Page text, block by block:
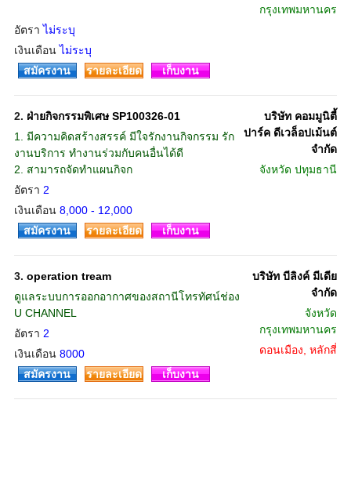
อัตราไม่ระบุ
เงินเดือนไม่ระบุ
กรุงเทพมหานคร
สมัครงาน รายละเอียด เก็บงาน
2. ฝ่ายกิจกรรมพิเศษ SP100326-01
1. มีความคิดสร้างสรรค์ มีใจรักงานกิจกรรม รัก
งานบริการ ทำงานร่วมกับคนอื่นได้ดี
2. สามารถจัดทำแผนกิจก
อัตรา 2
เงินเดือน 8,000 - 12,000
บริษัท คอมมูนิตี้
ปาร์ค ดีเวล็อปเม้นต์
จำกัด
จังหวัด ปทุมธานี
สมัครงาน รายละเอียด เก็บงาน
3. operation tream
ดูแลระบบการออกอากาศของสถานีโทรทัศน์ช่อง
U CHANNEL
อัตรา 2
เงินเดือน 8000
บริษัท บีลิงค์ มีเดีย
จำกัด
จังหวัด
กรุงเทพมหานคร
ดอนเมือง, หลักสี่
สมัครงาน
รายละเอียด เก็บงาน